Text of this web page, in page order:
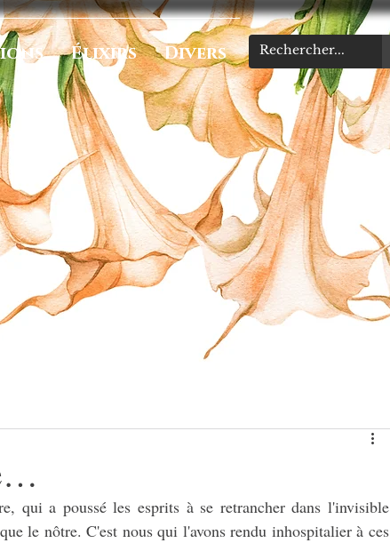
Élixirs Divers
qui a poussé les esprits à se retrancher dans l'invisible
le nôtre. C'est nous qui l'avons rendu inhospitalier à ces